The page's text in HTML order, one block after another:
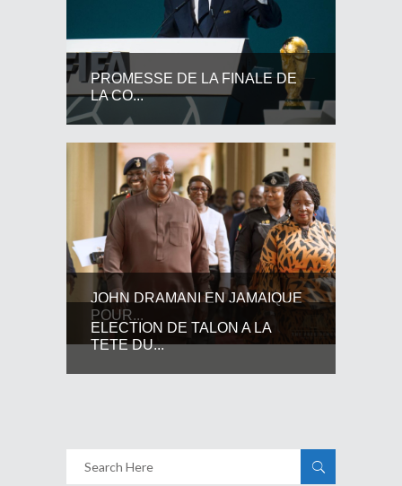
PROMESSE DE LA FINALE DE
LA CO...
JOHN DRAMANI EN JAMAIQUE
POUR...
ELECTION DE TALON A LA
TETE DU...